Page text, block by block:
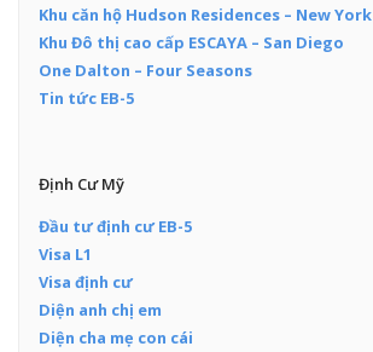
Khu căn hộ Hudson Residences – New York
Khu Đô thị cao cấp ESCAYA – San Diego
One Dalton – Four Seasons
Tin tức EB-5
Định Cư Mỹ
Đầu tư định cư EB-5
Visa L1
Visa định cư
Diện anh chị em
Diện cha mẹ con cái